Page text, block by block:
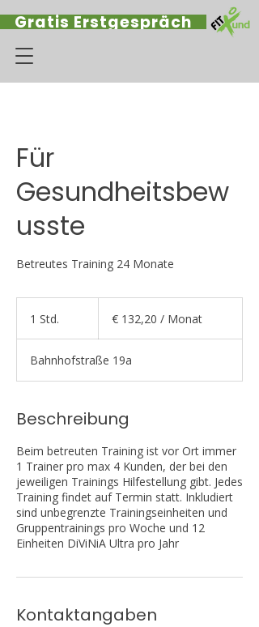
Gratis Erstgespräch
Für
Gesundheitsbew
usste
Betreutes Training 24 Monate
1 Std.
d
€ 132,20 / Monat
Bahnhofstraße 19a
Beschreibung
Beim betreuten Training ist vor Ort immer
1 Trainer pro max 4 Kunden, der bei den
jeweiligen Trainings Hilfestellung gibt. Jedes
Training findet auf Termin statt. Inkludiert
sind unbegrenzte Trainingseinheiten und
Gruppentrainings pro Woche und 12
Einheiten DiViNiA Ultra pro Jahr
Kontaktangaben